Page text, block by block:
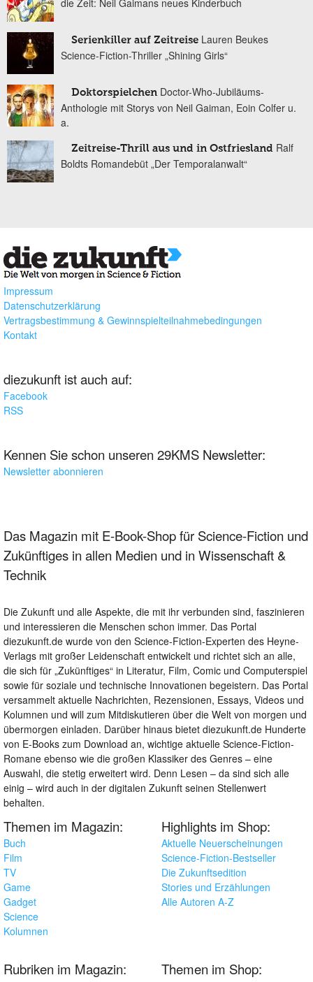
Serienkiller auf Zeitreise Lauren Beukes
Science-Fiction-Thriller „Shining Girls“
Doktorspielchen Doctor-Who-Jubiläums-
Anthologie mit Storys von Neil Gaiman, Eoin Colfer u.
a.
Zeitreise-Thrill aus und in Ostfriesland Ralf
Boldts Romandebüt „Der Temporalanwalt“
Impressum
Datenschutzerklärung
Vertragsbestimmung & Gewinnspielteilnahmebedingungen
Kontakt
diezukunft ist auch auf:
Facebook
RSS
Kennen Sie schon unseren 29KMS Newsletter:
Newsletter abonnieren
Das Magazin mit E-Book-Shop für Science-Fiction und
Zukünftiges in allen Medien und in Wissenschaft &
Technik
Die Zukunft und alle Aspekte, die mit ihr verbunden sind, faszinieren
und interessieren die Menschen schon immer. Das Portal
diezukunft.de wurde von den Science-Fiction-Experten des Heyne-
Verlags mit großer Leidenschaft entwickelt und richtet sich an alle,
die sich für „Zukünftiges“ in Literatur, Film, Comic und Computerspiel
sowie für soziale und technische Innovationen begeistern. Das Portal
versammelt aktuelle Nachrichten, Rezensionen, Essays, Videos und
Kolumnen und will zum Mitdiskutieren über die Welt von morgen und
übermorgen einladen. Darüber hinaus bietet diezukunft.de Hunderte
von E-Books zum Download an, wichtige aktuelle Science-Fiction-
Romane ebenso wie die großen Klassiker des Genres – eine
Auswahl, die stetig erweitert wird. Denn Lesen – da sind sich alle
einig – wird auch in der digitalen Zukunft seinen Stellenwert
behalten.
Themen im Magazin:
Buch
Film
TV
Game
Gadget
Science
Kolumnen
Highlights im Shop:
Aktuelle Neuerscheinungen
Science-Fiction-Bestseller
Die Zukunftsedition
Stories und Erzählungen
Alle Autoren A-Z
Rubriken im Magazin: Themen im Shop: